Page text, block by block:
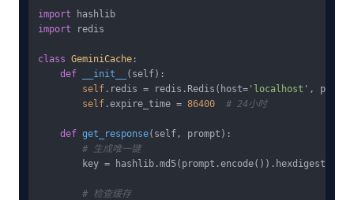
import
import redis
class GeminiCache :
def
__init__ ( self):
self .redis = redis.Redis(host= 'localhost' , port=
self .expire_time = 86400 # 24小时
def get_response( self, prompt ):
# 生成唯一键
        key = hashlib.md5(prompt.encode()).hexdigest()
# 检查缓存